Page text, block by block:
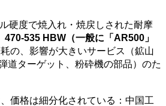
硬度で焼入れ・焼戻しされた耐摩
470-535 HBW（一般に「AR500」
の、影響が大きいサービス（鉱山
道ターゲット、粉砕機の部品）のた
価格は細分化されている：中国工